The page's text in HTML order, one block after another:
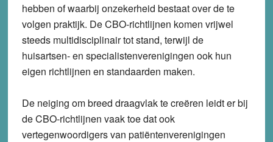
hebben of waarbij onzekerheid bestaat over de te
volgen praktijk. De CBO-richtlijnen komen vrijwel
steeds multidisciplinair tot stand, terwijl de
huisartsen- en specialistenverenigingen ook hun
eigen richtlijnen en standaarden maken.
De neiging om breed draagvlak te creëren leidt er bij
de CBO-richtlijnen vaak toe dat ook
vertegenwoordigers van patiëntenverenigingen